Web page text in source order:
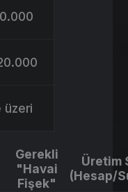
üzeri
Gerekli
"Havai
Fişek"
Üretim
(Hesap/